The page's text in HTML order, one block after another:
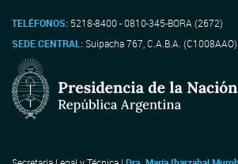
TELÉFONOS: 5218-8400 - 0810-345-BORA (2672)
SEDE CENTRAL:Suipacha 767, C.A.B.A. (C1008AAO)